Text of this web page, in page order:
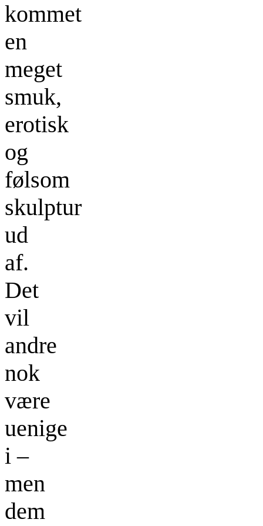
kommet
en
meget
smuk,
erotisk
og
følsom
skulptur
ud
af.
Det
vil
andre
nok
være
uenige
i –
men
dem